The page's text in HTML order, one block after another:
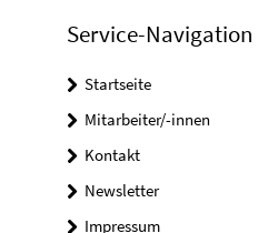
Service-Navigation
Startseite
Mitarbeiter/-innen
Kontakt
Newsletter
Impressum